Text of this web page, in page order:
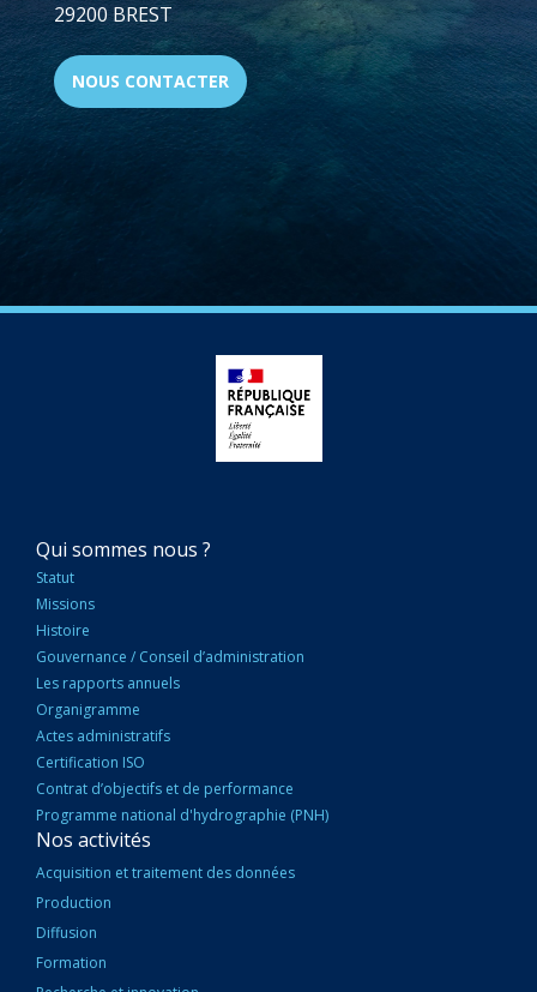
29200 BREST
NOUS CONTACTER
NAVIGATION
PRINCIPALE
Qui sommes nous ?
Statut
Missions
Histoire
Gouvernance / Conseil d’administration
Les rapports annuels
Organigramme
Actes administratifs
Certification ISO
Contrat d’objectifs et de performance
Programme national d'hydrographie (PNH)
Nos activités
Acquisition et traitement des données
Production
Diffusion
Formation